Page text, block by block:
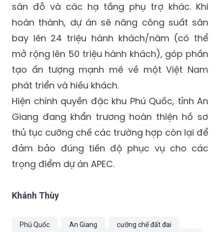
sân đỗ và các hạ tầng phụ trợ khác. Khi
hoàn thành, dự án sẽ nâng công suất sân
bay lên 24 triệu hành khách/năm (có thể
mở rộng lên 50 triệu hành khách), góp phần
tạo ấn tượng mạnh mẽ về một Việt Nam
phát triển và hiếu khách.
Hiện chính quyền đặc khu Phú Quốc, tỉnh An
Giang đang khẩn trương hoàn thiện hồ sơ
thủ tục cưỡng chế các trường hợp còn lại để
đảm bảo đúng tiến độ phục vụ cho các
trọng điểm dự án APEC.
Khánh Thùy
Phú Quốc An Giang
cưỡng chế đất đai